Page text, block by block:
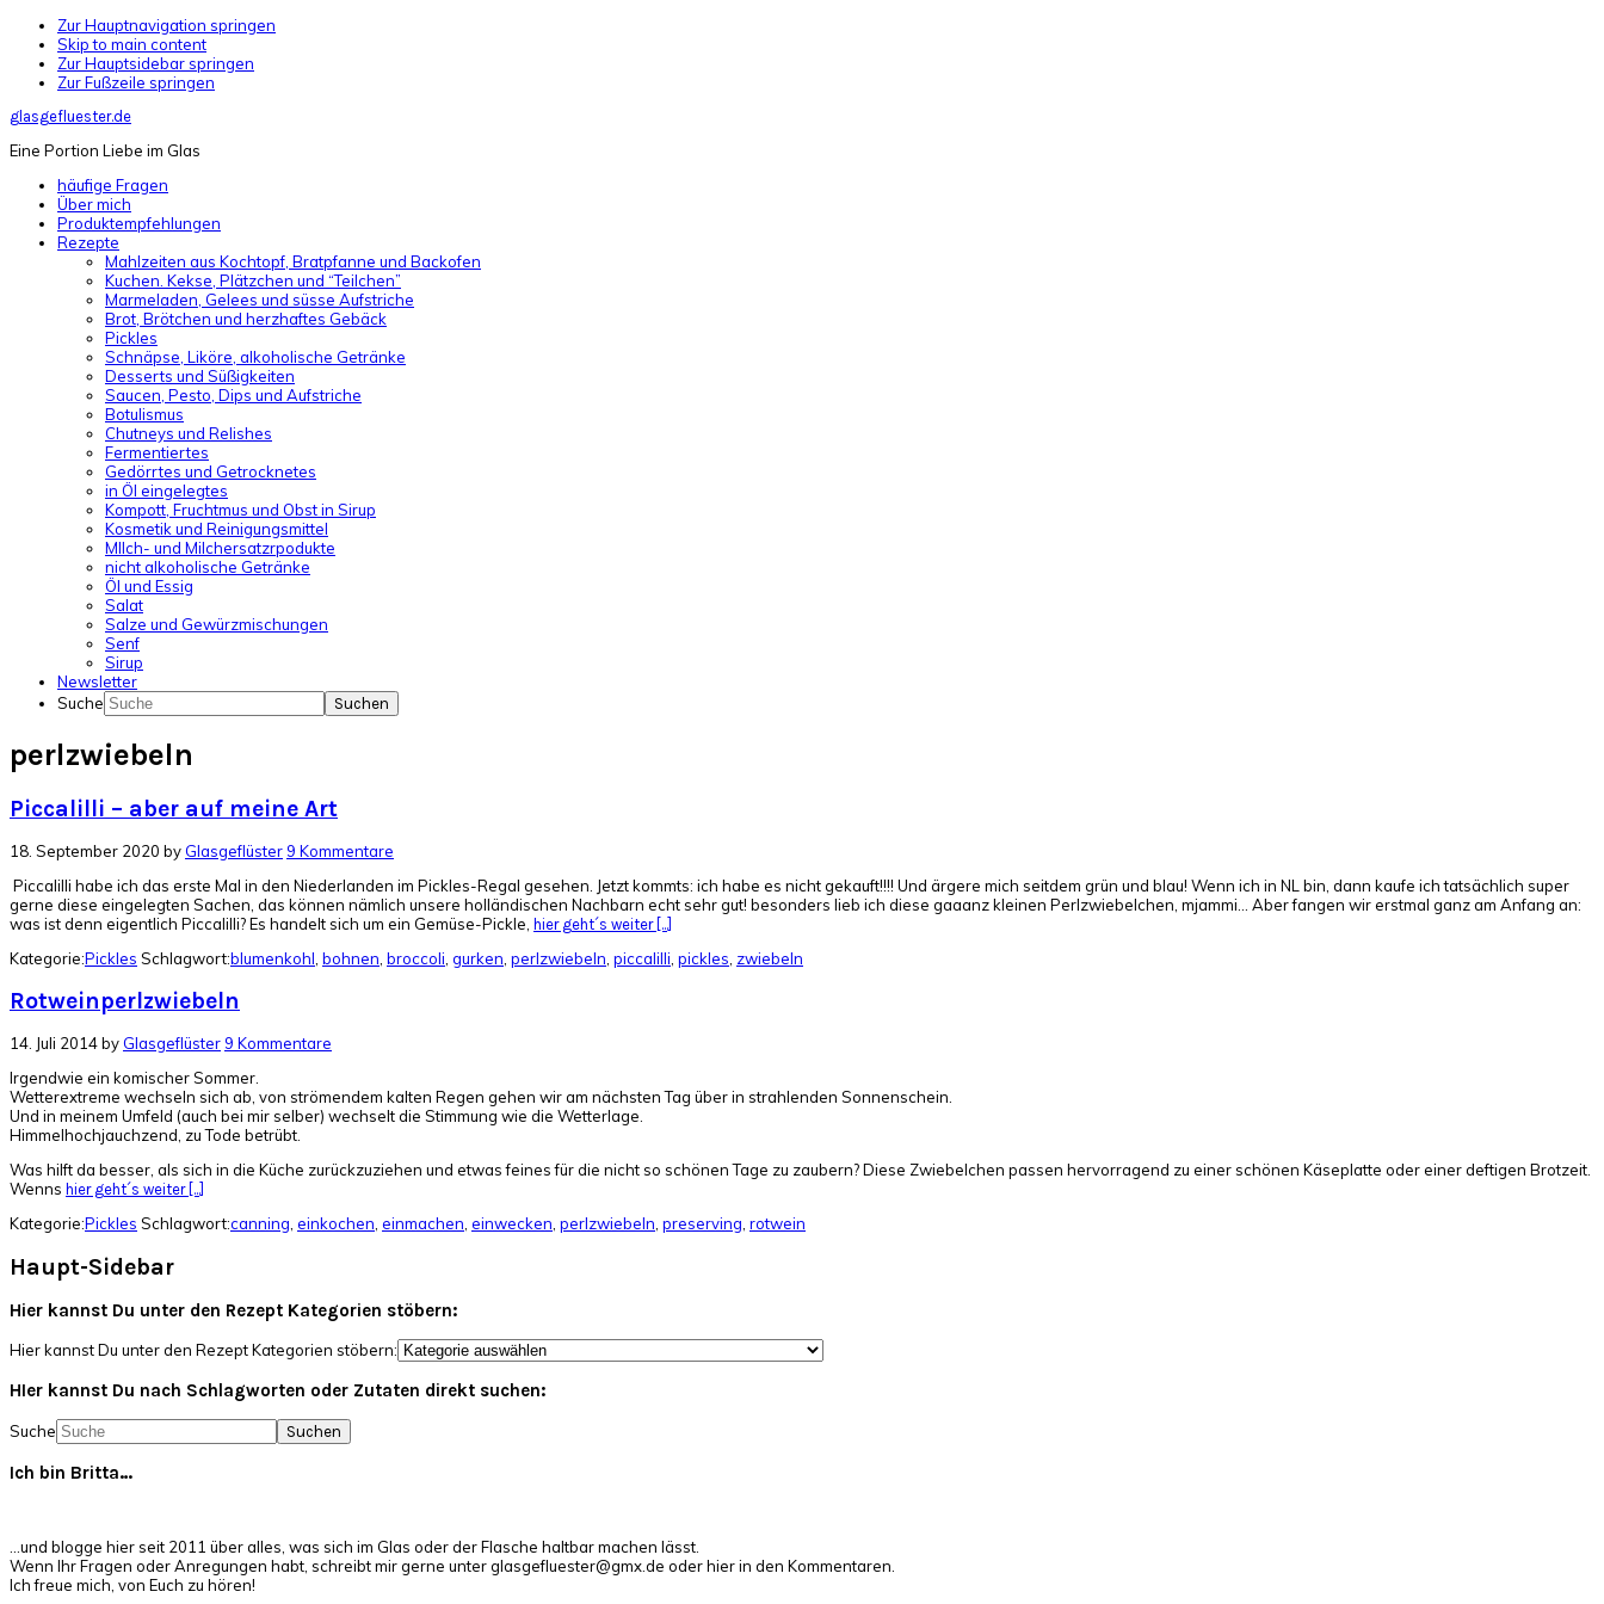
Zur Hauptnavigation springen
Skip to main content
Zur Hauptsidebar springen
Zur Fußzeile springen
glasgefluester.de
Eine Portion Liebe im Glas
häufige Fragen
Über mich
Produktempfehlungen
Rezepte
Mahlzeiten aus Kochtopf, Bratpfanne und Backofen
Kuchen. Kekse, Plätzchen und “Teilchen”
Marmeladen, Gelees und süsse Aufstriche
Brot, Brötchen und herzhaftes Gebäck
Pickles
Schnäpse, Liköre, alkoholische Getränke
Desserts und Süßigkeiten
Saucen, Pesto, Dips und Aufstriche
Botulismus
Chutneys und Relishes
Fermentiertes
Gedörrtes und Getrocknetes
in Öl eingelegtes
Kompott, Fruchtmus und Obst in Sirup
Kosmetik und Reinigungsmittel
MIlch- und Milchersatzrpodukte
nicht alkoholische Getränke
Öl und Essig
Salat
Salze und Gewürzmischungen
Senf
Sirup
Newsletter
Suche
perlzwiebeln
Piccalilli – aber auf meine Art
18. September 2020 by Glasgeflüster 9 Kommentare
Piccalilli habe ich das erste Mal in den Niederlanden im Pickles-Regal gesehen. Jetzt kommts: ich habe es nicht gekauft!!!! Und ärgere mich seitdem grün und blau! Wenn ich in NL bin, dann kaufe ich tatsächlich super
gerne diese eingelegten Sachen, das können nämlich unsere holländischen Nachbarn echt sehr gut! besonders lieb ich diese gaaanz kleinen Perlzwiebelchen, mjammi... Aber fangen wir erstmal ganz am Anfang an:
was ist denn eigentlich Piccalilli? Es handelt sich um ein Gemüse-Pickle, hier geht´s weiter [...]
Kategorie:Pickles Schlagwort:blumenkohl bohnen broccoli gurken perlzwiebeln piccalilli pickles zwiebeln
Rotweinperlzwiebeln
14. Juli 2014by Glasgeflüster 9 Kommentare
Irgendwie ein komischer Sommer.
Wetterextreme wechseln sich ab, von strömendem kalten Regen gehen wir am nächsten Tag über in strahlenden Sonnenschein.
Und in meinem Umfeld (auch bei mir selber) wechselt die Stimmung wie die Wetterlage.
Himmelhochjauchzend, zu Tode betrübt.
Was hilft da besser, als sich in die Küche zurückzuziehen und etwas feines für die nicht so schönen Tage zu zaubern? Diese Zwiebelchen passen hervorragend zu einer schönen Käseplatte oder einer deftigen Brotzeit.
Wenns hier geht´s weiter [...]
Kategorie:Pickles Schlagwort:canning, einkochen, einmachen, einwecken, perlzwiebeln, preserving, rotwein
Haupt-Sidebar
Hier kannst Du unter den Rezept Kategorien stöbern:
Hier kannst Du unter den Rezept Kategorien stöbern:
HIer kannst Du nach Schlagworten oder Zutaten direkt suchen:
Suche
Ich bin Britta…
…und blogge hier seit 2011 über alles, was sich im Glas oder der Flasche haltbar machen lässt.
Wenn Ihr Fragen oder Anregungen habt, schreibt mir gerne unter glasgefluester@gmx.de oder hier in den Kommentaren.
Ich freue mich, von Euch zu hören!